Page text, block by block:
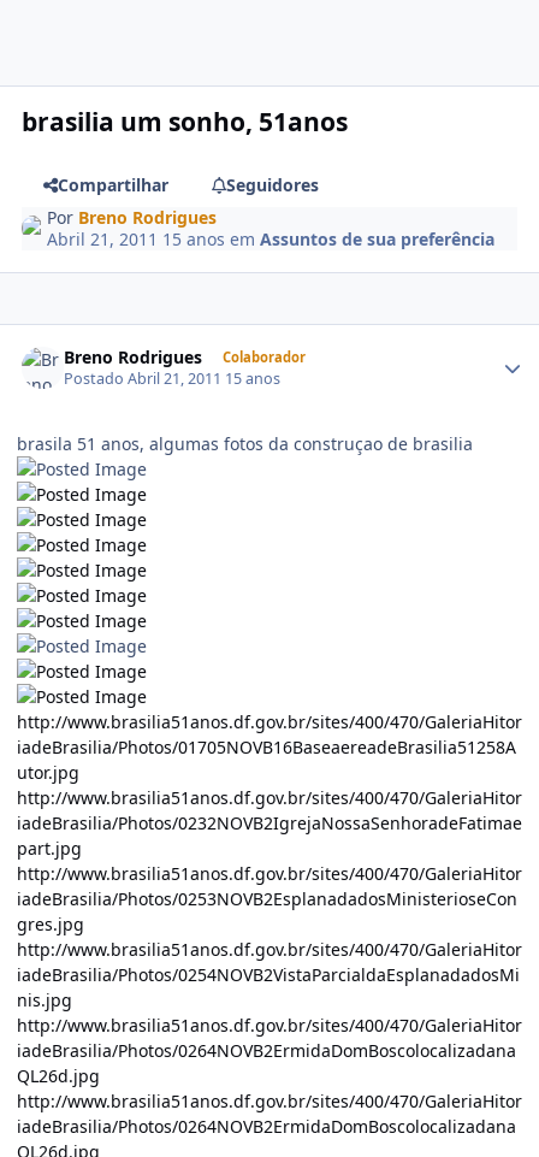
brasilia um sonho, 51anos
Compartilhar
Seguidores
Por Breno Rodrigues
Abril 21, 2011 15 anos emAssuntos de sua preferência
Breno Rodrigues Colaborador
PostadoAbril 21, 2011 15 anos
brasila 51 anos, algumas fotos da construçao de brasilia
http://www.brasilia51anos.df.gov.br/sites/400/470/GaleriaHitor
iadeBrasilia/Photos/01705NOVB16BaseaereadeBrasilia51258A
utor.jpg
http://www.brasilia51anos.df.gov.br/sites/400/470/GaleriaHitor
iadeBrasilia/Photos/0232NOVB2IgrejaNossaSenhoradeFatimae
part.jpg
http://www.brasilia51anos.df.gov.br/sites/400/470/GaleriaHitor
iadeBrasilia/Photos/0253NOVB2EsplanadadosMinisterioseCon
gres.jpg
http://www.brasilia51anos.df.gov.br/sites/400/470/GaleriaHitor
iadeBrasilia/Photos/0254NOVB2VistaParcialdaEsplanadadosMi
nis.jpg
http://www.brasilia51anos.df.gov.br/sites/400/470/GaleriaHitor
iadeBrasilia/Photos/0264NOVB2ErmidaDomBoscolocalizadana
QL26d.jpg
http://www.brasilia51anos.df.gov.br/sites/400/470/GaleriaHitor
iadeBrasilia/Photos/0264NOVB2ErmidaDomBoscolocalizadana
QL26d.jpg